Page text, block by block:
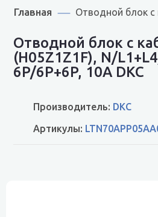
Главная Отводной блок с
Отводной блок с
(H05Z1Z1F), N/
6P/6P+6P, 10A DKC
Производитель: DKC
Артикулы: